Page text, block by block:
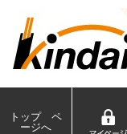
トップ ペ
ージへ